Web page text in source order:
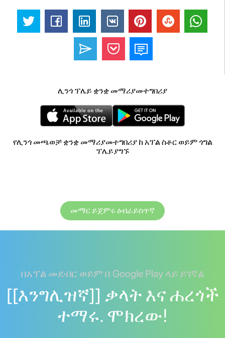
ሊንጎ ፕሌይ ቋንቋ መማሪያመተግበሪያ
የሊንጎ መጫወቻ ቋንቋ መማሪያመተግበሪያ ከ አፕል ስቶር ወይም ጎግል
ፕሌይያግኙ
መማር ይጀምሩ ዕብራይስጥኛ
በአፕል መደብር ወይም በ Google Play ላይ ይገኛል
[[እንግሊዝኛ]] ቃላት እና ሐረጎች
ተማሩ. ሞክረው!